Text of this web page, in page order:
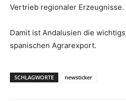
Vertrieb regionaler Erzeugnisse.
Damit ist Andalusien die
spanischen Agrarexport.
SCHLAGWORTE newsticker